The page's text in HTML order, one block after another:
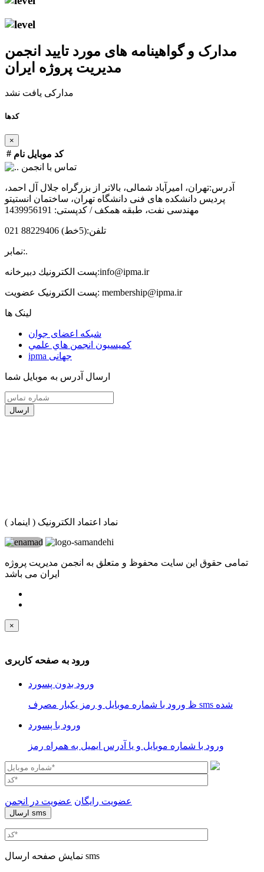
مدارک و گواهینامه های مورد تایید انجمن
مدیریت پروژه ایران
مدارکی یافت نشد
کدها
×
# نام موبایل کد
تماس با انجمن
آدرس:تهران، امیرآباد شمالی، بالاتر از بزرگراه جلال آل احمد،
پردیس دانشکده های فنی دانشگاه تهران، ساختمان انستیتو
مهندسی نفت، طبقه همکف / کدپستی: 1439956191
تلفن:(5خط) 88229406 021
نمابر:.
پست الكترونيك دبیرخانه:info@ipma.ir
پست الکترونیک عضویت: membership@ipma.ir
لینک ها
شبکه اعضای جوان
كميسيون انجمن هاي علمي
ipma جهانی
ارسال آدرس به موبایل شما
ارسال
نماد اعتماد الکترونیک ( اینماد )
تمامی حقوق این سایت محفوظ و متعلق به انجمن مدیریت پروژه
ایران می باشد
×
ورود به صفحه کاربری
ورود بدون پسورد
ظ ورود با شماره موبایل و رمز یکبار مصرف sms شده
ورود با پسورد
ورود با شماره موبایل و یا آدرس ایمیل به همراه رمز
عضویت رایگان عضویت در انجمن
نمایش صفحه ارسال sms